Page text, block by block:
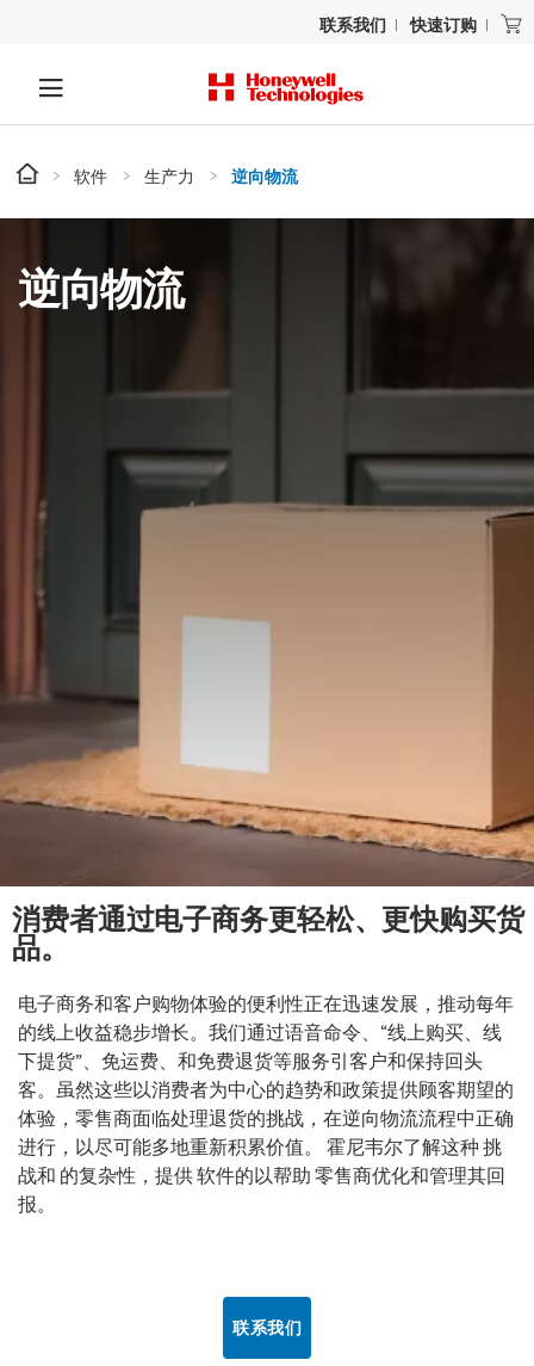
联系我们 快速订购
软件 生产力 逆向物流
逆向物流
消费者通过电子商务更轻松、更快购买货
品。
电子商务和客户购物体验的便利性正在迅速发展，推动每年
的线上收益稳步增长。我们通过语音命令、“线上购买、线
下提货”、免运费、和免费退货等服务引客户和保持回头
客。虽然这些以消费者为中心的趋势和政策提供顾客期望的
体验，零售商面临处理退货的挑战，在逆向物流流程中正确
进行，以尽可能多地重新积累价值。 霍尼韦尔了解这种 挑
战和 的复杂性，提供 软件的以帮助 零售商优化和管理其回
报。
联系我们